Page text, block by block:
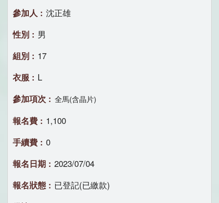
沈正雄
男
17
L
全馬(含晶片)
1,100
0
2023/07/04
已登記(已繳款)